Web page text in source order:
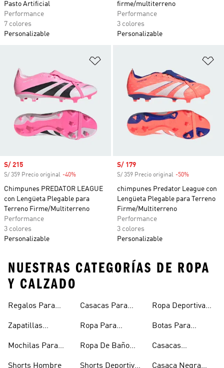
Pasto Artificial
Performance
7 colores
Personalizable
firme/multiterreno
Performance
3 colores
Personalizable
Precio de venta
S/ 215
S/ 359 Precio original -40%
Chimpunes PREDATOR LEAGUE
con Lengüeta Plegable para
Terreno Firme/Multiterreno
Performance
3 colores
Personalizable
Precio de venta
S/ 179
S/ 359 Precio original -50%
chimpunes Predator League con
Lengüeta Plegable para Terreno
Firme/Multiterreno
Performance
3 colores
Personalizable
NUESTRAS CATEGORÍAS DE ROPA
Y CALZADO
Regalos Para
Zapatillas
Mochilas Para
Shorts Hombre
Casacas Para
Ropa Para
Ropa De Baño
Shorts Deportivos
Ropa Deportiva
Botas Para
Casacas
Casaca Negra